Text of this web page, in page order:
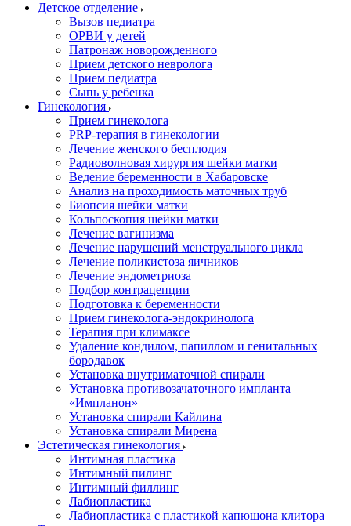
Детское отделение
Вызов педиатра
ОРВИ у детей
Патронаж новорожденного
Прием детского невролога
Прием педиатра
Сыпь у ребенка
Гинекология
Прием гинеколога
PRP-терапия в гинекологии
Лечение женского бесплодия
Радиоволновая хирургия шейки матки
Ведение беременности в Хабаровске
Анализ на проходимость маточных труб
Биопсия шейки матки
Кольпоскопия шейки матки
Лечение вагинизма
Лечение нарушений менструального цикла
Лечение поликистоза яичников
Лечение эндометриоза
Подбор контрацепции
Подготовка к беременности
Прием гинеколога-эндокринолога
Терапия при климаксе
Удаление кондилом, папиллом и генитальных
бородавок
Установка внутриматочной спирали
Установка противозачаточного импланта
«Импланон»
Установка спирали Кайлина
Установка спирали Мирена
Эстетическая гинекология
Интимная пластика
Интимный пилинг
Интимный филлинг
Лабиопластика
Лабиопластика с пластикой капюшона клитора